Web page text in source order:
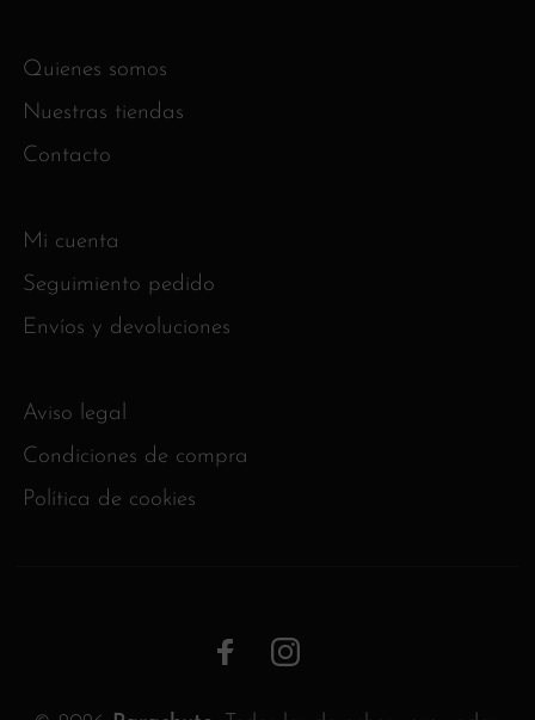
Quienes somos
Nuestras tiendas
Contacto
Mi cuenta
Seguimiento pedido
Envíos y devoluciones
Aviso legal
Condiciones de compra
Política de cookies